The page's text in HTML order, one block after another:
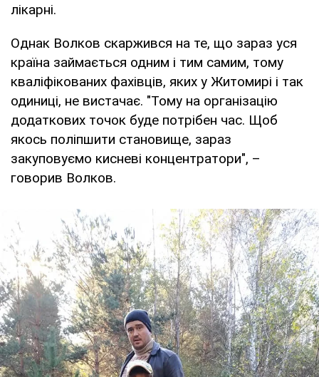
лікарні.
Однак Волков скаржився на те, що зараз уся
країна займається одним і тим самим, тому
кваліфікованих фахівців, яких у Житомирі і так
одиниці, не вистачає. "Тому на організацію
додаткових точок буде потрібен час. Щоб
якось поліпшити становище, зараз
закуповуємо кисневі концентратори", –
говорив Волков.